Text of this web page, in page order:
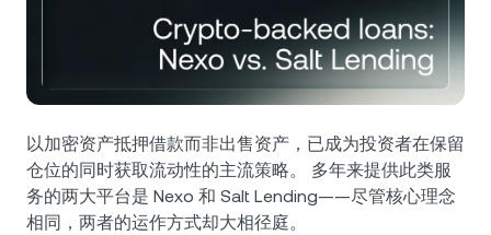
Zero-interest Credit
Nexo Card
Payment Gateway
ETH 0.22%
0.15%
Tether USDT 0.01%
USD Coin USDC 0%
新闻与见解
帮助中心
财富学院
以加密资产抵押借款而非出售资产，已成为投资者在保留
仓位的同时获取流动性的主流策略。 多年来提供此类服
务的两大平台是 Nexo 和 Salt Lending——尽管核心理念
相同，两者的运作方式却大相径庭。